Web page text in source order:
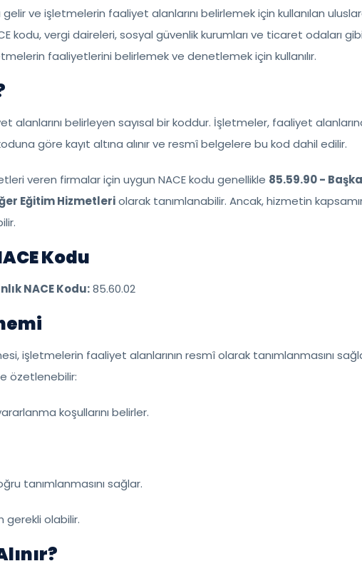
ve işletmelerin faaliyet alanlarını belirlemek için kullanılan
kodu, vergi daireleri, sosyal güvenlik kurumları ve ticaret odaları gibi
faaliyetlerini belirlemek ve denetlemek için kullanılır.
alanlarını belirleyen sayısal bir koddur. İşletmeler, faaliyet
göre kayıt altına alınır ve resmî belgelere bu kod dahil edilir.
veren firmalar için uygun NACE kodu genellikle 85.59.90 - Başka
Eğitim Hizmetleriolarak tanımlanabilir. Ancak, hizmetin
Kodu
NACE Kodu:85.60.02
işletmelerin faaliyet alanlarının resmî olarak tanımlanmasını
özetlenebilir:
koşullarını belirler.
tanımlanmasını sağlar.
gerekli olabilir.